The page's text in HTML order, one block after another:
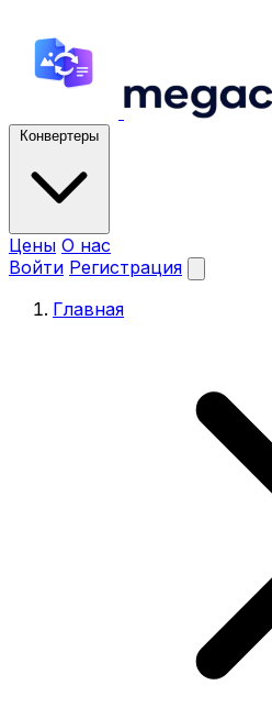
Конвертеры
Цены О нас
Войти Регистрация
Главная